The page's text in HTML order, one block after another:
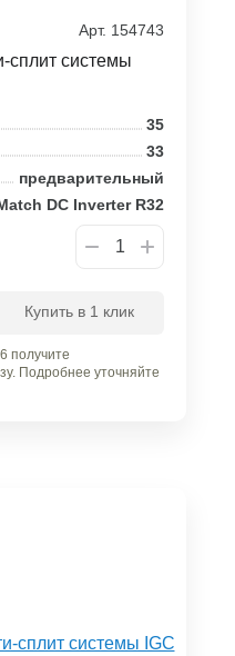
Арт. 154743
сплит системы
35
33
предварительный
DC Inverter R32
Купить в 1 клик
получите
Подробнее уточняйте